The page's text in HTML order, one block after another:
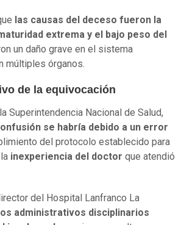
las causas del deceso fueron la
extrema y el bajo peso del
un daño grave en el sistema
múltiples órganos.
de la equivocación
Superintendencia Nacional de Salud,
se habría debido a un error
del protocolo establecido para
inexperiencia del doctor que atendió
del Hospital Lanfranco La
administrativos disciplinarios